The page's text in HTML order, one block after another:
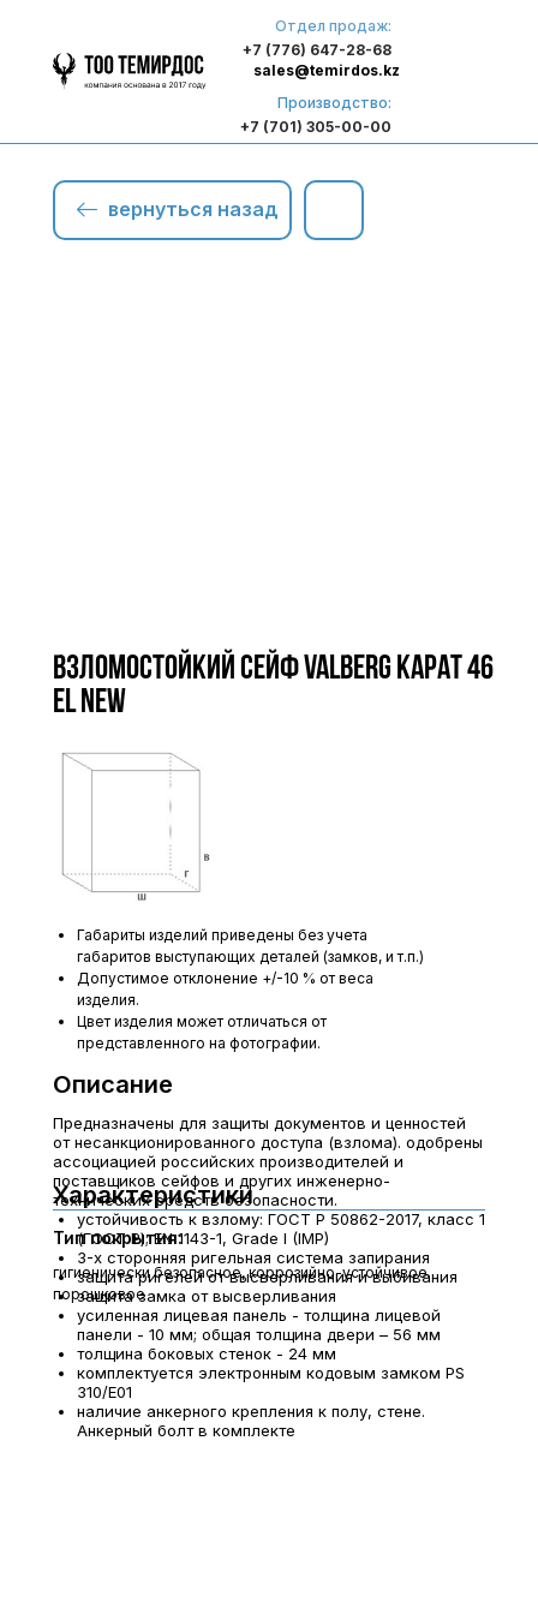
Отдел продаж:
+7 (776) 647-28-68
Производство:
+7 (701) 305-00-00
sales@temirdos.kz
вернуться назад
Взломостойкий сейф VALBERG КАРАТ 46
EL new
Описание
Предназначены для защиты документов и ценностей
от несанкционированного доступа (взлома). одобрены
ассоциацией российских производителей и
поставщиков сейфов и других инженерно-
технических средств безопасности.
устойчивость к взлому: ГОСТ Р 50862-2017, класс 1
(ГОСТ Р); EN 1143-1, Grade I (IMP)
3-х сторонняя ригельная система запирания
защита ригелей от высверливания и выбивания
защита замка от высверливания
усиленная лицевая панель - толщина лицевой
панели - 10 мм; общая толщина двери – 56 мм
толщина боковых стенок - 24 мм
комплектуется электронным кодовым замком PS
310/E01
наличие анкерного крепления к полу, стене.
Анкерный болт в комплекте
Габариты изделий приведены без учета
габаритов выступающих деталей (замков, и т.п.)
Допустимое отклонение +/-10 % от веса
изделия.
Цвет изделия может отличаться от
представленного на фотографии.
Характеристики
гигиенически безопасное, коррозийно-устойчивое
порошковое
Тип покрытия: